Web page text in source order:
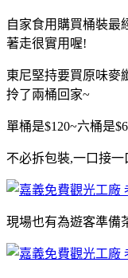
自家食用購買桶裝最
著走很實用喔!
東尼堅持要買原味麥
拎了兩桶回家~
單桶是$120~六桶是
不必拆包裝,一口接
現場也有為遊客準備